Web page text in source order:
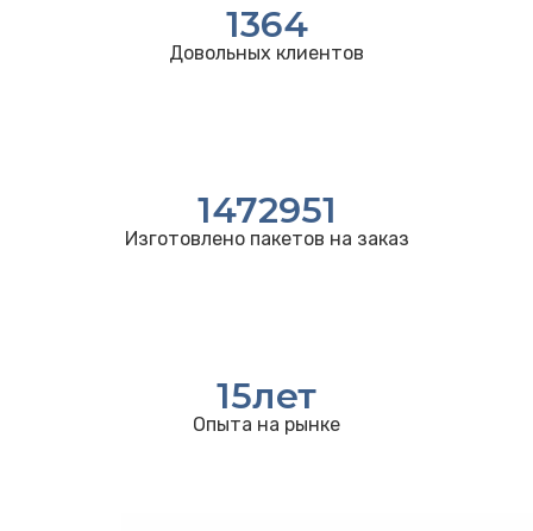
1364
Довольных клиентов
1472951
Изготовлено пакетов на заказ
15лет
Опыта на рынке